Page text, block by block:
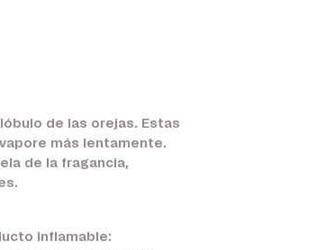
de las orejas. Estas
más lentamente.
de la fragancia,
inflamable: